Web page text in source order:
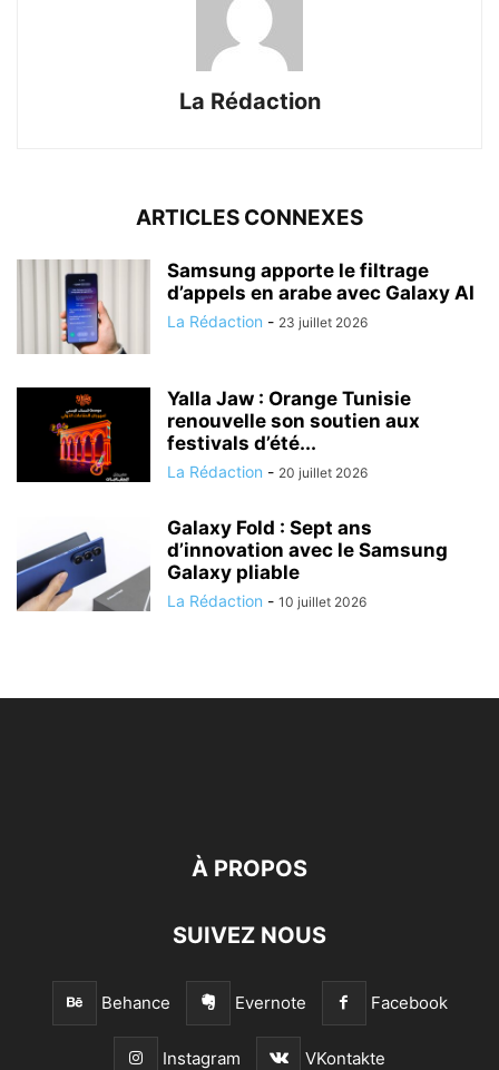
La Rédaction
ARTICLES CONNEXES
Samsung apporte le filtrage
d’appels en arabe avec Galaxy AI
La Rédaction - 23 juillet 2026
Yalla Jaw : Orange Tunisie
renouvelle son soutien aux
festivals d’été...
La Rédaction - 20 juillet 2026
Galaxy Fold : Sept ans
d’innovation avec le Samsung
Galaxy pliable
La Rédaction - 10 juillet 2026
À PROPOS
SUIVEZ NOUS
Behance Evernote Facebook
Instagram VKontakte